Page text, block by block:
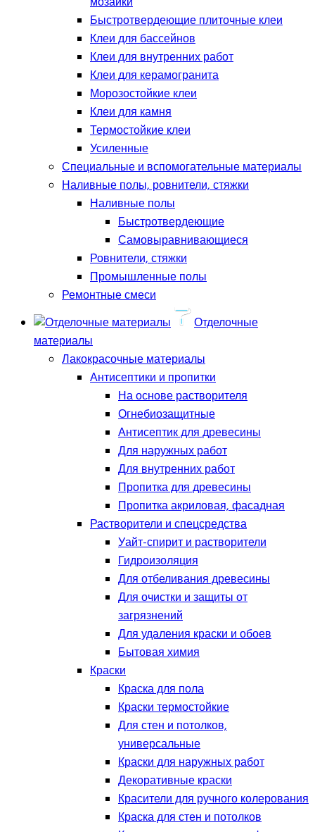
Быстротвердеющие плиточные клеи
Клеи для бассейнов
Клеи для внутренних работ
Клеи для керамогранита
Морозостойкие клеи
Клеи для камня
Термостойкие клеи
Усиленные
Специальные и вспомогательные материалы
Наливные полы, ровнители, стяжки
Наливные полы
Быстротвердеющие
Самовыравнивающиеся
Ровнители, стяжки
Промышленные полы
Ремонтные смеси
Отделочные
материалы
Лакокрасочные материалы
Антисептики и пропитки
На основе растворителя
Огнебиозащитные
Антисептик для древесины
Для наружных работ
Для внутренних работ
Пропитка для древесины
Пропитка акриловая, фасадная
Растворители и спецсредства
Уайт-спирит и растворители
Гидроизоляция
Для отбеливания древесины
Для очистки и защиты от
загрязнений
Для удаления краски и обоев
Бытовая химия
Краски
Краска для пола
Краски термостойкие
Для стен и потолков,
универсальные
Краски для наружных работ
Декоративные краски
Красители для ручного колерования
Краска для стен и потолков